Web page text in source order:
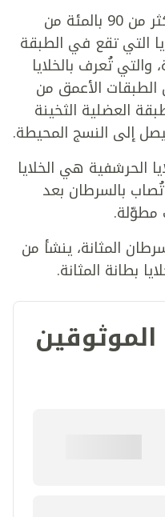
سرطان الخلايا البولية: تنشأ أكثر من 90 بالمئة من
التي تقع في الطبقة
والتي تُعرف بالخلايا
الطبقات الأعمق من
العضلية الثخينة
إلى النسج المحيطة.
الحرشفية هي الخلايا
بالسرطان بعد
مطوّلة.
المثانة، ينشأ من
بطانة المثانة.